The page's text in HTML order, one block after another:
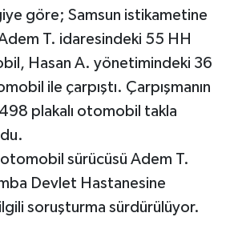
göre; Samsun istikametine
T. idaresindeki 55 HH
Hasan A. yönetimindeki 36
ile çarpıştı. Çarpışmanın
plakalı otomobil takla
sürücüsü Adem T.
Devlet Hastanesine
ilgili soruşturma sürdürülüyor.